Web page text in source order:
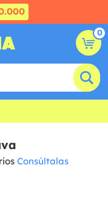
0
Consúltalas